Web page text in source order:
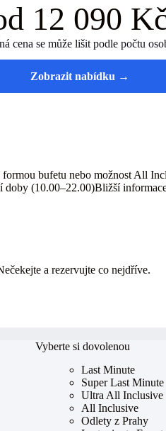
12 090
cena se může lišit podle počtu
bufetu nebo možnost All
doby (10.00–22.00)Bližší
a rezervujte co nejdříve.
Vyberte si dovolenou
Last Minute
Super Last Minute
Ultra All Inclusive
All Inclusive
Odlety z Prahy